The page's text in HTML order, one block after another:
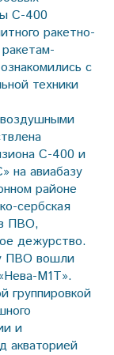
С-400
ракетно-
с
техники
С-400 и
на авиабазу
районе
сербская
ПВО,
дежурство.
ПВО вошли
М1Т».
группировкой
и
акваторией